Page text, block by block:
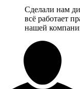
Сделали нам
всё работает
нашей